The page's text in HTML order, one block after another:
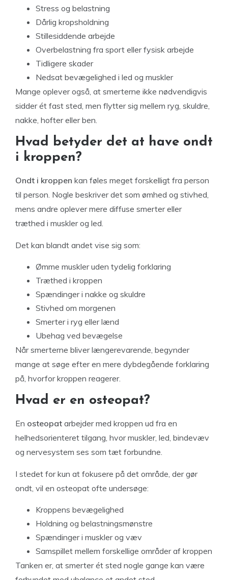
Stress og belastning
Dårlig kropsholdning
Stillesiddende arbejde
Overbelastning fra sport eller fysisk arbejde
Tidligere skader
Nedsat bevægelighed i led og muskler
Mange oplever også, at smerterne ikke nødvendigvis
sidder ét fast sted, men flytter sig mellem ryg, skuldre,
nakke, hofter eller ben.
Hvad betyder det at have ondt
i kroppen?
Ondt i kroppen kan føles meget forskelligt fra person
til person. Nogle beskriver det som ømhed og stivhed,
mens andre oplever mere diffuse smerter eller
træthed i muskler og led.
Det kan blandt andet vise sig som:
Ømme muskler uden tydelig forklaring
Træthed i kroppen
Spændinger i nakke og skuldre
Stivhed om morgenen
Smerter i ryg eller lænd
Ubehag ved bevægelse
Når smerterne bliver længerevarende, begynder
mange at søge efter en mere dybdegående forklaring
på, hvorfor kroppen reagerer.
Hvad er en osteopat?
En osteopat arbejder med kroppen ud fra en
helhedsorienteret tilgang, hvor muskler, led, bindevæv
og nervesystem ses som tæt forbundne.
I stedet for kun at fokusere på det område, der gør
ondt, vil en osteopat ofte undersøge:
Kroppens bevægelighed
Holdning og belastningsmønstre
Spændinger i muskler og væv
Samspillet mellem forskellige områder af kroppen
Tanken er, at smerter ét sted nogle gange kan være